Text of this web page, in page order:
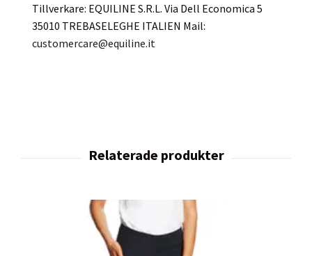
Tillverkare: EQUILINE S.R.L. Via Dell Economica 5
35010 TREBASELEGHE ITALIEN Mail:
customercare@equiline.it